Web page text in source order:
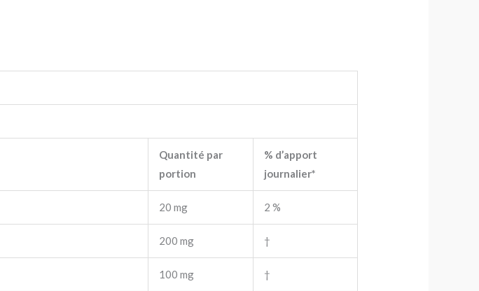
Quantité par
portion
% d’apport
journalier*
20 mg 2 %
200 mg †
100 mg †